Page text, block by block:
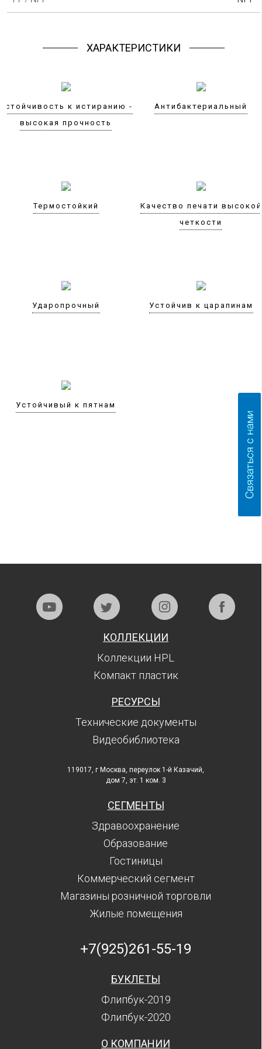
ХАРАКТЕРИСТИКИ
к истиранию -
высокая прочность
Антибактериальный
Термостойкий
Качество печати высокой
четкости
Ударопрочный Устойчив к царапинам
Устойчивый к пятнам
КОЛЛЕКЦИИ
Коллекции HPL
Компакт пластик
РЕСУРСЫ
Технические документы
Видеобиблиотека
119017, г Москва, переулок 1-й Казачий,
дом 7, эт. 1 ком. 3
СЕГМЕНТЫ
Здравоохранение
Образование
Гостиницы
Коммерческий сегмент
Магазины розничной торговли
Жилые помещения
+7(925)261-55-19
БУКЛЕТЫ
Флипбук-2019
Флипбук-2020
О КОМПАНИИ